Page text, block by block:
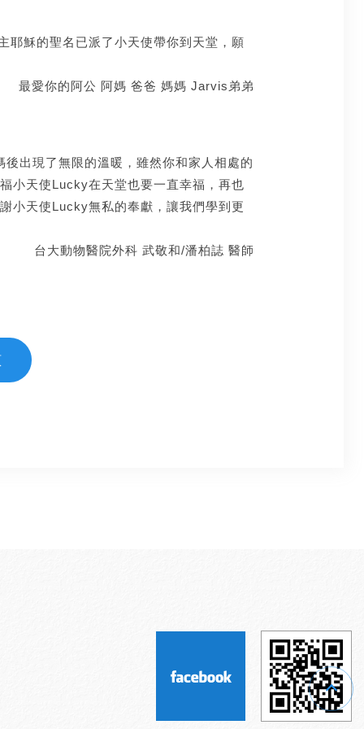
耶穌的聖名已派了小天使帶你到天堂，願
媽媽 Jarvis弟弟
出現了無限的溫暖，雖然你和家人相處的
小天使Lucky在天堂也要一直幸福，再也
小天使Lucky無私的奉獻，讓我們學到更
敬和/潘柏誌 醫師